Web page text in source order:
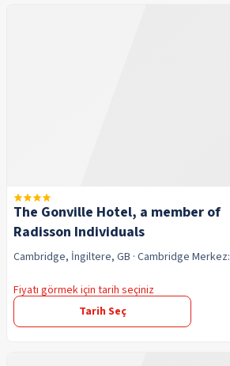
The Gonville Hotel, a member of
Radisson Individuals
Cambridge, İngiltere, GB · Cambridge Merkez:
Fiyatı görmek için tarih seçiniz
Tarih Seç